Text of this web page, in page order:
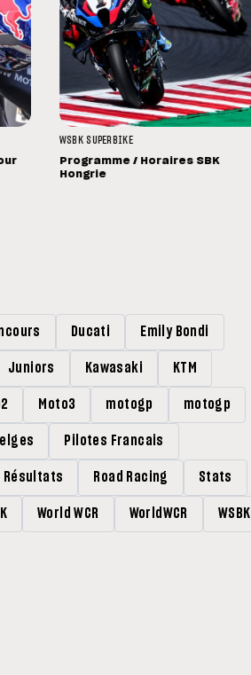
WSBK SUPERBIKE
Programme / Horaires SBK
Hongrie
Ducati Emily Bondi
Juniors Kawasaki KTM
Moto3 motogp motogp
Pilotes Francais
Résultats Road Racing Stats
World WCR WorldWCR WSBK